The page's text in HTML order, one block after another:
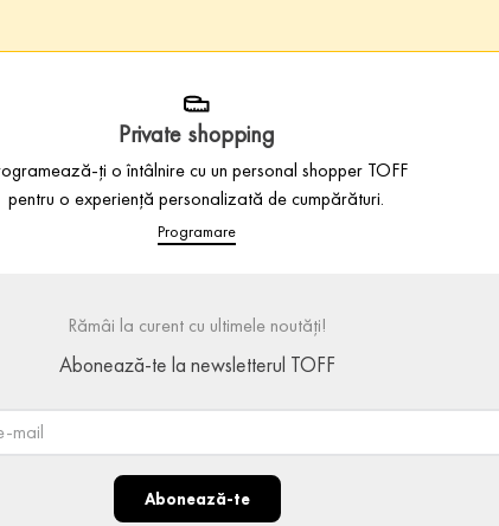
Private shopping
ți o întâlnire cu un personal shopper TOFF
pentru o experiență personalizată de cumpărături.
Programare
Rămâi la curent cu ultimele noutăți!
Abonează-te la newsletterul TOFF
Abonează-te